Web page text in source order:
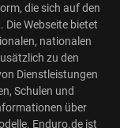
die sich auf den
Webseite bietet
nationalen
zu den
Dienstleistungen
Schulen und
über
Enduro.de ist